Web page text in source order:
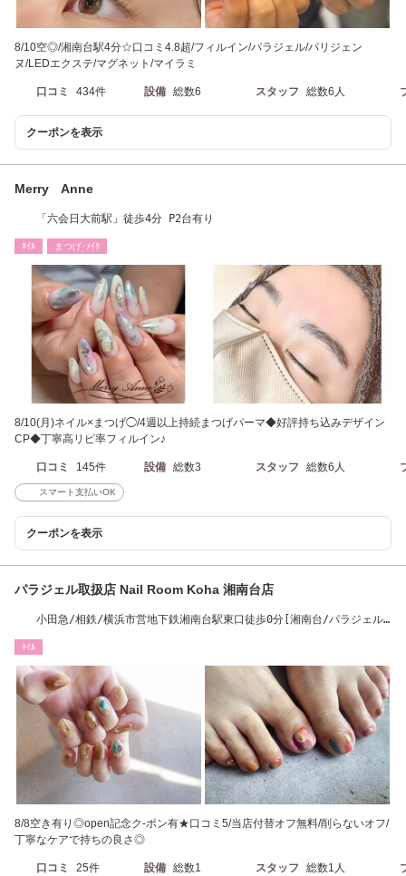
8/10空◎/湘南台駅4分☆口コミ4.8超/フィルイン/パラジェル/パリジェン
ヌ/LEDエクステ/マグネット/マイラミ
口コミ 434件 設備 総数6 スタッフ 総数6人
クーポンを表示
Merry Anne
「六会日大前駅」徒歩4分 P2台有り
ﾈｲﾙ まつげ･ﾒｲｸ
8/10(月)ネイル×まつげ◯/4週以上持続まつげパーマ◆好評持ち込みデザイン
CP◆丁寧高リピ率フィルイン♪
口コミ 145件 設備 総数3 スタッフ 総数6人
スマート支払いOK
クーポンを表示
パラジェル取扱店 Nail Room Koha 湘南台店
小田急/相鉄/横浜市営地下鉄湘南台駅東口徒歩0分[湘南台/パラジェル/
ﾈｲﾙ
8/8空き有り◎open記念ク-ポン有★口コミ5/当店付替オフ無料/削らないオフ/
丁寧なケアで持ちの良さ◎
口コミ 25件 設備 総数1 スタッフ 総数1人